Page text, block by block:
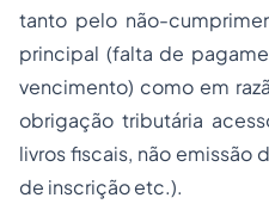
tanto pelo não-
principal (falta de
vencimento) como em
obrigação tributária
livros fiscais, não emissão
de inscrição etc.).